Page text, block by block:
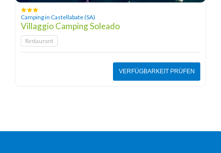
Camping in Castellabate (SA)
Villaggio Camping Soleado
Restaurant
VERFÜGBARKEIT PRÜFEN